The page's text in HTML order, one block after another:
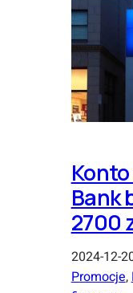
Bank
2700
2024-12-
Promocje,